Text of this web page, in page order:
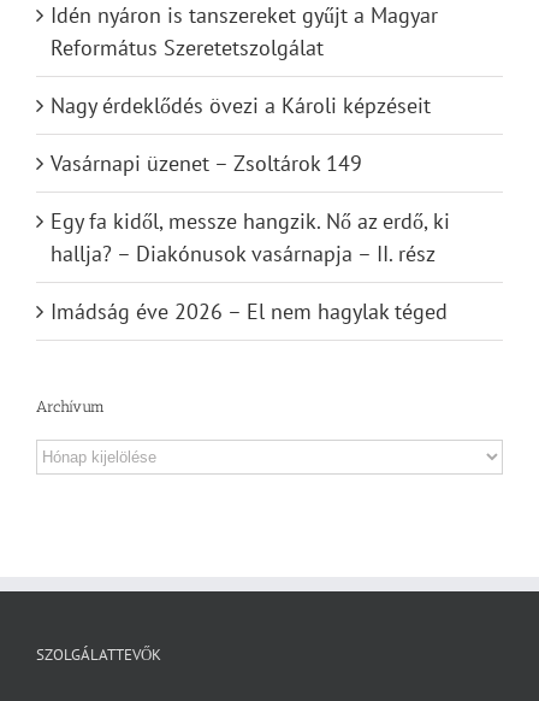
Idén nyáron is tanszereket gyűjt a Magyar
Református Szeretetszolgálat
Nagy érdeklődés övezi a Károli képzéseit
Vasárnapi üzenet – Zsoltárok 149
Egy fa kidől, messze hangzik. Nő az erdő, ki
hallja? – Diakónusok vasárnapja – II. rész
Imádság éve 2026 – El nem hagylak téged
Archívum
Archívum
SZOLGÁLATTEVŐK